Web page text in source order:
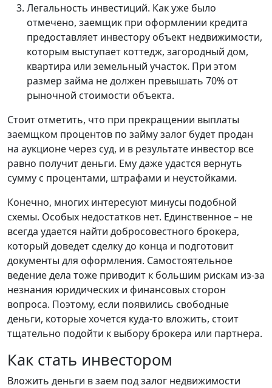
Легальность инвестиций. Как уже было
отмечено, заемщик при оформлении кредита
предоставляет инвестору объект недвижимости,
которым выступает коттедж, загородный дом,
квартира или земельный участок. При этом
размер займа не должен превышать 70% от
рыночной стоимости объекта.
Стоит отметить, что при прекращении выплаты
заемщком процентов по займу залог будет продан
на аукционе через суд, и в результате инвестор все
равно получит деньги. Ему даже удастся вернуть
сумму с процентами, штрафами и неустойками.
Конечно, многих интересуют минусы подобной
схемы. Особых недостатков нет. Единственное – не
всегда удается найти добросовестного брокера,
который доведет сделку до конца и подготовит
документы для оформления. Самостоятельное
ведение дела тоже приводит к большим рискам из-за
незнания юридических и финансовых сторон
вопроса. Поэтому, если появились свободные
деньги, которые хочется куда-то вложить, стоит
тщательно подойти к выбору брокера или партнера.
Как стать инвестором
Вложить деньги в заем под залог недвижимости